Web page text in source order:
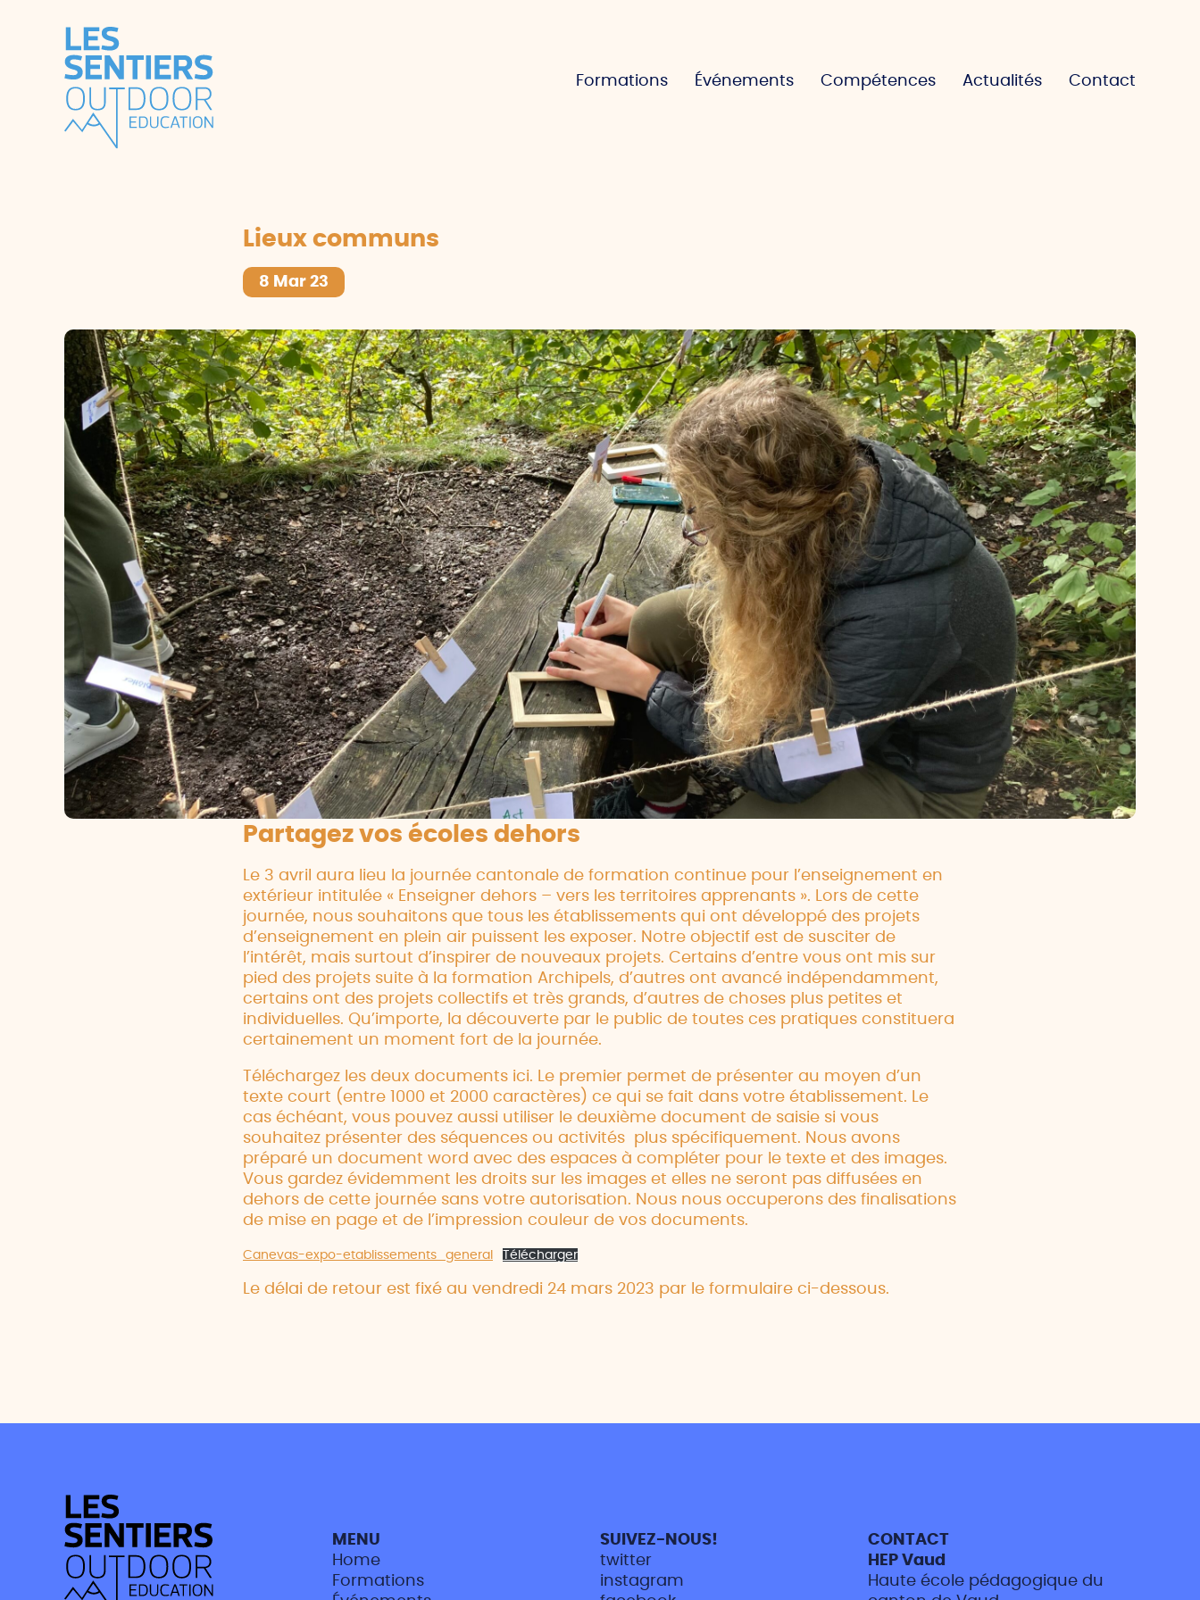
Formations Événements Compétences Actualités Contact
Lieux communs
8 Mar 23
Partagez vos écoles dehors
Le 3 avril aura lieu la journée cantonale de formation continue pour l’enseignement en
extérieur intitulée « Enseigner dehors – vers les territoires apprenants ». Lors de cette
journée, nous souhaitons que tous les établissements qui ont développé des projets
d’enseignement en plein air puissent les exposer. Notre objectif est de susciter de
l’intérêt, mais surtout d’inspirer de nouveaux projets. Certains d’entre vous ont mis sur
pied des projets suite à la formation Archipels, d’autres ont avancé indépendamment,
certains ont des projets collectifs et très grands, d’autres de choses plus petites et
individuelles. Qu’importe, la découverte par le public de toutes ces pratiques constituera
certainement un moment fort de la journée.
Téléchargez les deux documents ici. Le premier permet de présenter au moyen d’un
texte court (entre 1000 et 2000 caractères) ce qui se fait dans votre établissement. Le
cas échéant, vous pouvez aussi utiliser le deuxième document de saisie si vous
souhaitez présenter des séquences ou activités plus spécifiquement. Nous avons
préparé un document word avec des espaces à compléter pour le texte et des images.
Vous gardez évidemment les droits sur les images et elles ne seront pas diffusées en
dehors de cette journée sans votre autorisation. Nous nous occuperons des finalisations
de mise en page et de l’impression couleur de vos documents.
Canevas-expo-etablissements_general Télécharger
Le délai de retour est fixé au vendredi 24 mars 2023 par le formulaire ci-dessous.
MENU
Home
Formations
SUIVEZ-NOUS!
twitter
instagram
CONTACT
HEP Vaud
Haute école pédagogique du